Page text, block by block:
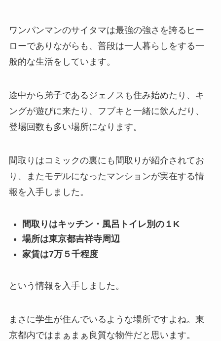
ワンパンマンのサイタマは最強の強さを誇るヒー
ローでありながらも、普段は一人暮らしをする一
般的な生活をしています。
途中から弟子であるジェノスも住み始めたり、キ
ングが遊びに来たり、フブキと一緒に飲んだり、
登場回数も多い場所になります。
間取りはコミックの裏にも間取りが紹介されてお
り、またモデルになったマンションが実在する情
報を入手しました。
間取りはキッチン・風呂トイレ別の１K
場所は東京都吉祥寺周辺
家賃は7万５千程度
という情報を入手しました。
まさに学生が住んでいるような場所ですよね。東
京都内ではまぁまぁ良質な物件だと思います。